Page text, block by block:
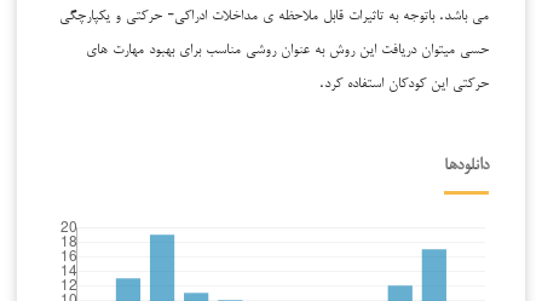
می باشد. باتوجه ‌‌به ‌‌تاثیرات ‌‌قابل ملاحظه ی ‌‌مداخلات ادراکی- حرکتی ‌‌و یکپارچگی
حسی میتوان دریافت این روش به عنوان ‌‌روشی مناسب برای ‌‌بهبود ‌‌مهارت های
حرکتی ‌این کودکان ‌استفاده کرد.
دانلودها